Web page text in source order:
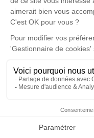
Faire-part
Jeanne Alphonsine
disponible ici.
samedi 07
Eglise de